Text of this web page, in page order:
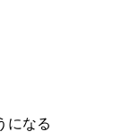
になる